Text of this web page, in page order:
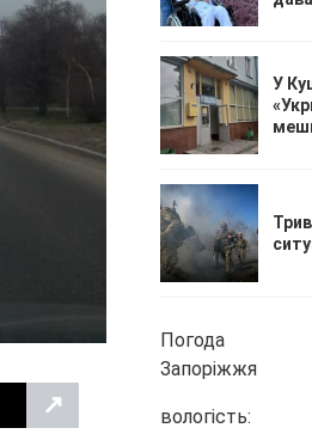
↗
У
Погода
Запоріжжя
вологість: